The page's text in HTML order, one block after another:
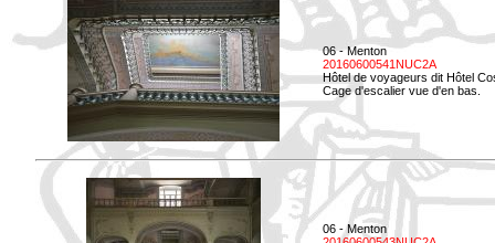
06 - Menton
20160600541NUC2A
Hôtel de voyageurs dit Hôtel
Cage d'escalier vue d'en bas.
06 - Menton